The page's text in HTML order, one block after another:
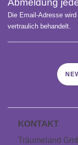
Die Email-Adresse
vertraulich behandelt.
KONTAKT
Träumeland